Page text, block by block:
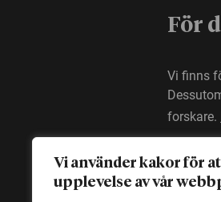
Vi använder kakor för
upplevelse av vår
För
Vi finns
forskare.